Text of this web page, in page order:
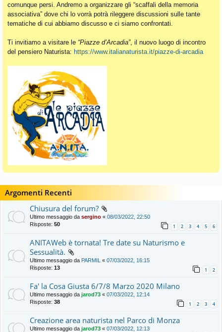
comunque persi. Andremo a organizzare gli “scaffali della memoria
associativa” dove chi lo vorrà potrà rileggere discussioni sulle tante
tematiche di cui abbiamo discusso e ci siamo confrontati.
Ti invitiamo a visitare le “Piazze d’Arcadia”, il nuovo luogo di incontro
del pensiero Naturista: https://www.italianaturista.it/piazze-di-arcadia
Argomenti Recenti
Chiusura del forum?
Ultimo messaggio da sergino « 08/03/2022, 22:50
Risposte: 50 1 2 3 4 5 6
ANITAWeb è tornata! Tre date su Naturismo e
Sessualità.
Ultimo messaggio da PARMIL « 07/03/2022, 16:15
Risposte: 13 1 2
Fa' la Cosa Giusta 6/7/8 Marzo 2020 Milano
Ultimo messaggio da jarod73 « 07/03/2022, 12:14
Risposte: 38 1 2 3 4
Creazione area naturista nel Parco di Monza
Ultimo messaggio da jarod73 « 07/03/2022, 12:13